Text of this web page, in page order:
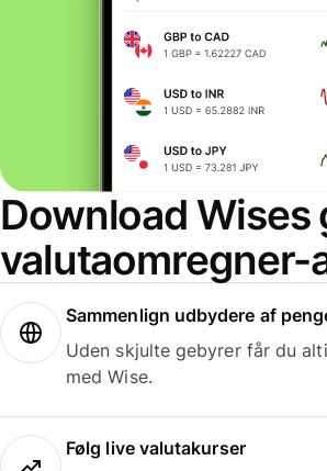
Download Wises
valutaomregner-
Sammenlign udbydere af
Uden skjulte gebyrer får du
med Wise.
Følg live valutakurser